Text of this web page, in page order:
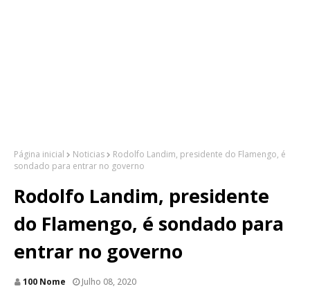
Página inicial Noticias
Rodolfo Landim, presidente do Flamengo, é
sondado para entrar no governo
Rodolfo Landim, presidente
do Flamengo, é sondado para
entrar no governo
100 Nome Julho 08, 2020